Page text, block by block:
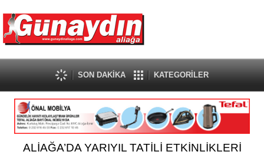
SON DAKİKA KATEGORİLER
ALİAĞA’DA YARIYIL TATİLİ ETKİNLİKLERİ